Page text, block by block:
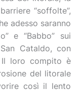
“soffolte”,
adesso saranno
e “Babbo” sui
Cataldo, con
Il loro compito è
del litorale
così il lento